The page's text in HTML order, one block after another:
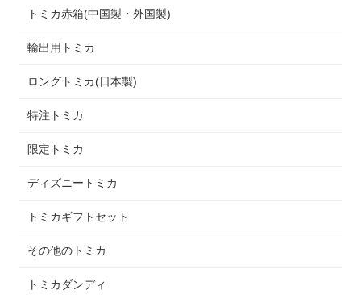
トミカ赤箱(中国製・外国製)
輸出用トミカ
ロングトミカ(日本製)
特注トミカ
限定トミカ
ディズニートミカ
トミカギフトセット
その他のトミカ
トミカダンディ